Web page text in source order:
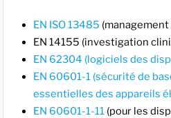
EN ISO 13485
EN 14155 (investigation
EN 62304 (logiciels des
EN 60601-1 (sécurité de
essentielles des appareils
EN 60601-1-11 (pour les